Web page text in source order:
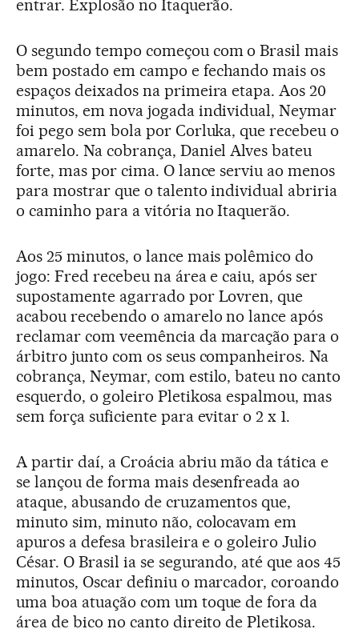
entrar. Explosão no Itaquerão.
O segundo tempo começou com o Brasil mais
bem postado em campo e fechando mais os
espaços deixados na primeira etapa. Aos 20
minutos, em nova jogada individual, Neymar
foi pego sem bola por Corluka, que recebeu o
amarelo. Na cobrança, Daniel Alves bateu
forte, mas por cima. O lance serviu ao menos
para mostrar que o talento individual abriria
o caminho para a vitória no Itaquerão.
Aos 25 minutos, o lance mais polêmico do
jogo: Fred recebeu na área e caiu, após ser
supostamente agarrado por Lovren, que
acabou recebendo o amarelo no lance após
reclamar com veemência da marcação para o
árbitro junto com os seus companheiros. Na
cobrança, Neymar, com estilo, bateu no canto
esquerdo, o goleiro Pletikosa espalmou, mas
sem força suficiente para evitar o 2 x 1.
A partir daí, a Croácia abriu mão da tática e
se lançou de forma mais desenfreada ao
ataque, abusando de cruzamentos que,
minuto sim, minuto não, colocavam em
apuros a defesa brasileira e o goleiro Julio
César. O Brasil ia se segurando, até que aos 45
minutos, Oscar definiu o marcador, coroando
uma boa atuação com um toque de fora da
área de bico no canto direito de Pletikosa.